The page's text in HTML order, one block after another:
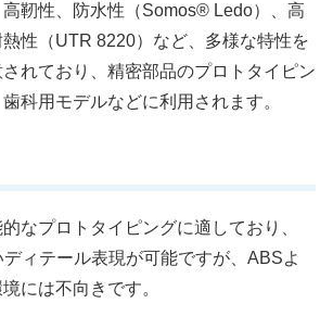
靭性、防水性（Somos® Ledo）、高
性（UTR 8220）など、多様な特性を
れており、精密部品のプロトタイピン
科用モデルなどに利用されます。
なプロトタイピングに適しており、
ィテール表現が可能ですが、ABSよ
には不向きです。